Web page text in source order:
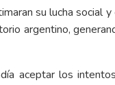
su lucha social
argentino,
aceptar los